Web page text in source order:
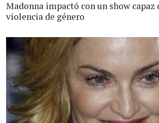
Madonna impactó con un show capaz
violencia de género